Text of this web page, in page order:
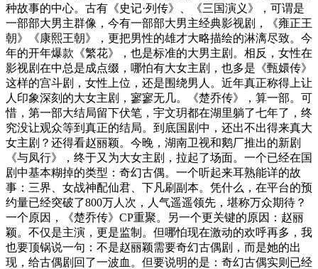
种故事的中心。古有《史记·列传》、《三国演义》，可谓是
一部部大男主群像，今有一部部大男主经典影视剧，《雍正王
朝》《康熙王朝》，更把男性的雄才大略描绘的淋漓尽致。今
年的开年爆款《繁花》，也是标准的大男主剧。相反，女性在
影视剧在中总是成点缀，哪怕有大女主剧，也多是《甄嬛传》
这样的宫斗剧，女性上位，还是围绕男人。近年真正称得上让
人印象深刻的大女主剧，寥寥无几。《楚乔传》，算一部。可
惜，第一部大结局留下伏笔，宇文玥都在湖里躺了七年了，终
究没让观众等到真正的结局。到底国剧中，还出不出得来真大
女主剧？还得看赵丽颖。今晚，湖南卫视和鹅厂推出的新剧
《与凤行》，终于又为大女主剧，拉起了场面。一个已经在国
剧中基本糊掉的类型：奇幻古偶。一个听起来耳熟能详的故
事：三界、女战神配仙君、下凡刷副本。凭什么，在平台的预
约量已经突破了800万人次，人气遥遥领先，堪称万众期待？
一个原因，《楚乔传》CP重聚。另一个更关键的原因：赵丽
颖。不仅是主演，更是监制。但哪怕现在激动的欢呼再多，我
也要顶锅说一句：不是赵丽颖需要奇幻古偶剧，而是她的出
现，给古偶剧回了一波血。但要说明的是：奇幻古偶实则已经